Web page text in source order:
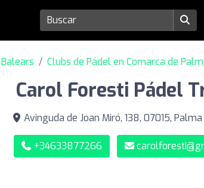
Clubs de Pádel en Comarca de
Carol Foresti Pádel
Avinguda de Joan Miró, 138, 07015,
+34633877266